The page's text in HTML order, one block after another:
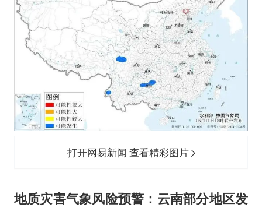
打开网易新闻 查看精彩图片
地质灾害气象风险预警：云南部分地区发